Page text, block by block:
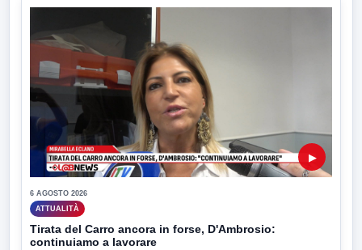
▶
6 AGOSTO 2026
ATTUALITÀ
Tirata del Carro ancora in forse, D'Ambrosio:
continuiamo a lavorare